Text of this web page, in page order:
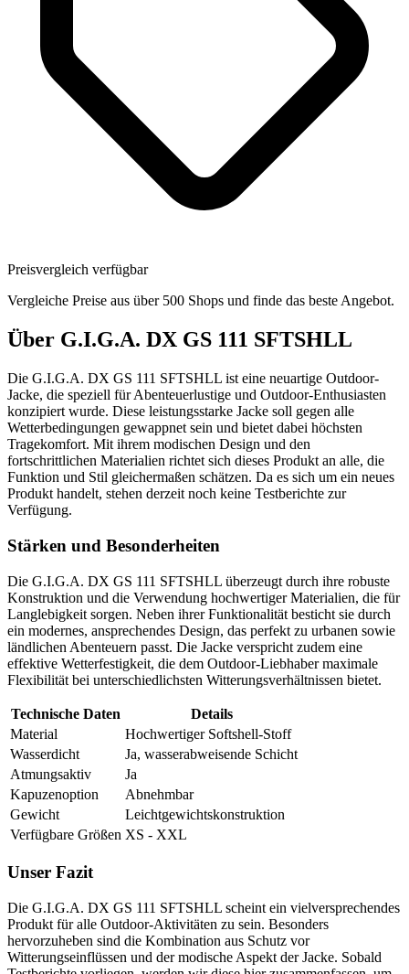
Preisvergleich verfügbar
Vergleiche Preise aus über 500 Shops und finde das beste Angebot.
Über G.I.G.A. DX GS 111 SFTSHLL
Die G.I.G.A. DX GS 111 SFTSHLL ist eine neuartige Outdoor-
Jacke, die speziell für Abenteuerlustige und Outdoor-Enthusiasten
konzipiert wurde. Diese leistungsstarke Jacke soll gegen alle
Wetterbedingungen gewappnet sein und bietet dabei höchsten
Tragekomfort. Mit ihrem modischen Design und den
fortschrittlichen Materialien richtet sich dieses Produkt an alle, die
Funktion und Stil gleichermaßen schätzen. Da es sich um ein neues
Produkt handelt, stehen derzeit noch keine Testberichte zur
Verfügung.
Stärken und Besonderheiten
Die G.I.G.A. DX GS 111 SFTSHLL überzeugt durch ihre robuste
Konstruktion und die Verwendung hochwertiger Materialien, die für
Langlebigkeit sorgen. Neben ihrer Funktionalität besticht sie durch
ein modernes, ansprechendes Design, das perfekt zu urbanen sowie
ländlichen Abenteuern passt. Die Jacke verspricht zudem eine
effektive Wetterfestigkeit, die dem Outdoor-Liebhaber maximale
Flexibilität bei unterschiedlichsten Witterungsverhältnissen bietet.
Technische Daten
Details
Material
Hochwertiger Softshell-Stoff
Wasserdicht
Ja, wasserabweisende Schicht
Atmungsaktiv
Ja
Kapuzenoption
Abnehmbar
Gewicht
Leichtgewichtskonstruktion
Verfügbare Größen XS - XXL
Unser Fazit
Die G.I.G.A. DX GS 111 SFTSHLL scheint ein vielversprechendes
Produkt für alle Outdoor-Aktivitäten zu sein. Besonders
hervorzuheben sind die Kombination aus Schutz vor
Witterungseinflüssen und der modische Aspekt der Jacke. Sobald